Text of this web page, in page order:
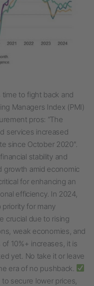
time to fight back and
Managers Index (PMI)
pros: “The
services increased
since October 2020″.
stability and
growth amid economic
for enhancing an
efficiency. In 2024,
for many
crucial due to rising
weak economies, and
10%+ increases, it is
yet. No take it or leave
era of no pushback.
secure lower prices,